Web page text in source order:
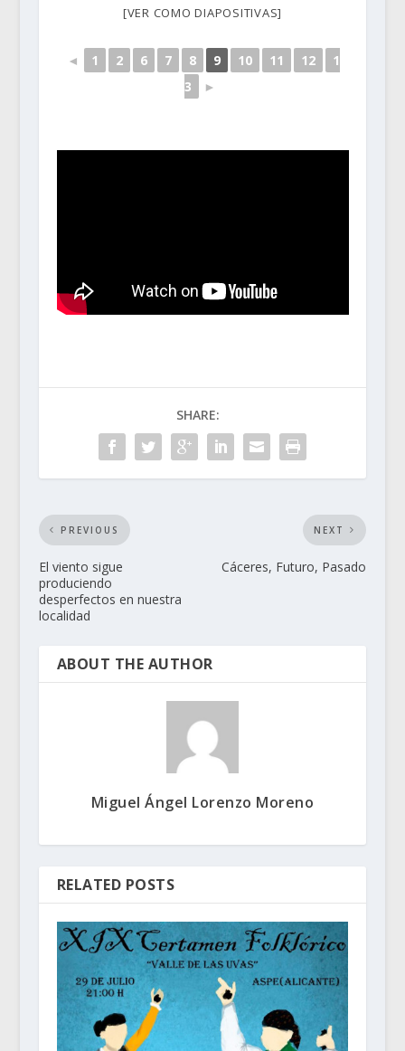
[VER COMO DIAPOSITIVAS]
◄ 1 2 6 7 8 9 10 11 12
1
3
►
SHARE:
PREVIOUS
El viento sigue
produciendo
desperfectos en nuestra
localidad
NEXT
Cáceres, Futuro, Pasado
ABOUT THE AUTHOR
Miguel Ángel Lorenzo Moreno
RELATED POSTS